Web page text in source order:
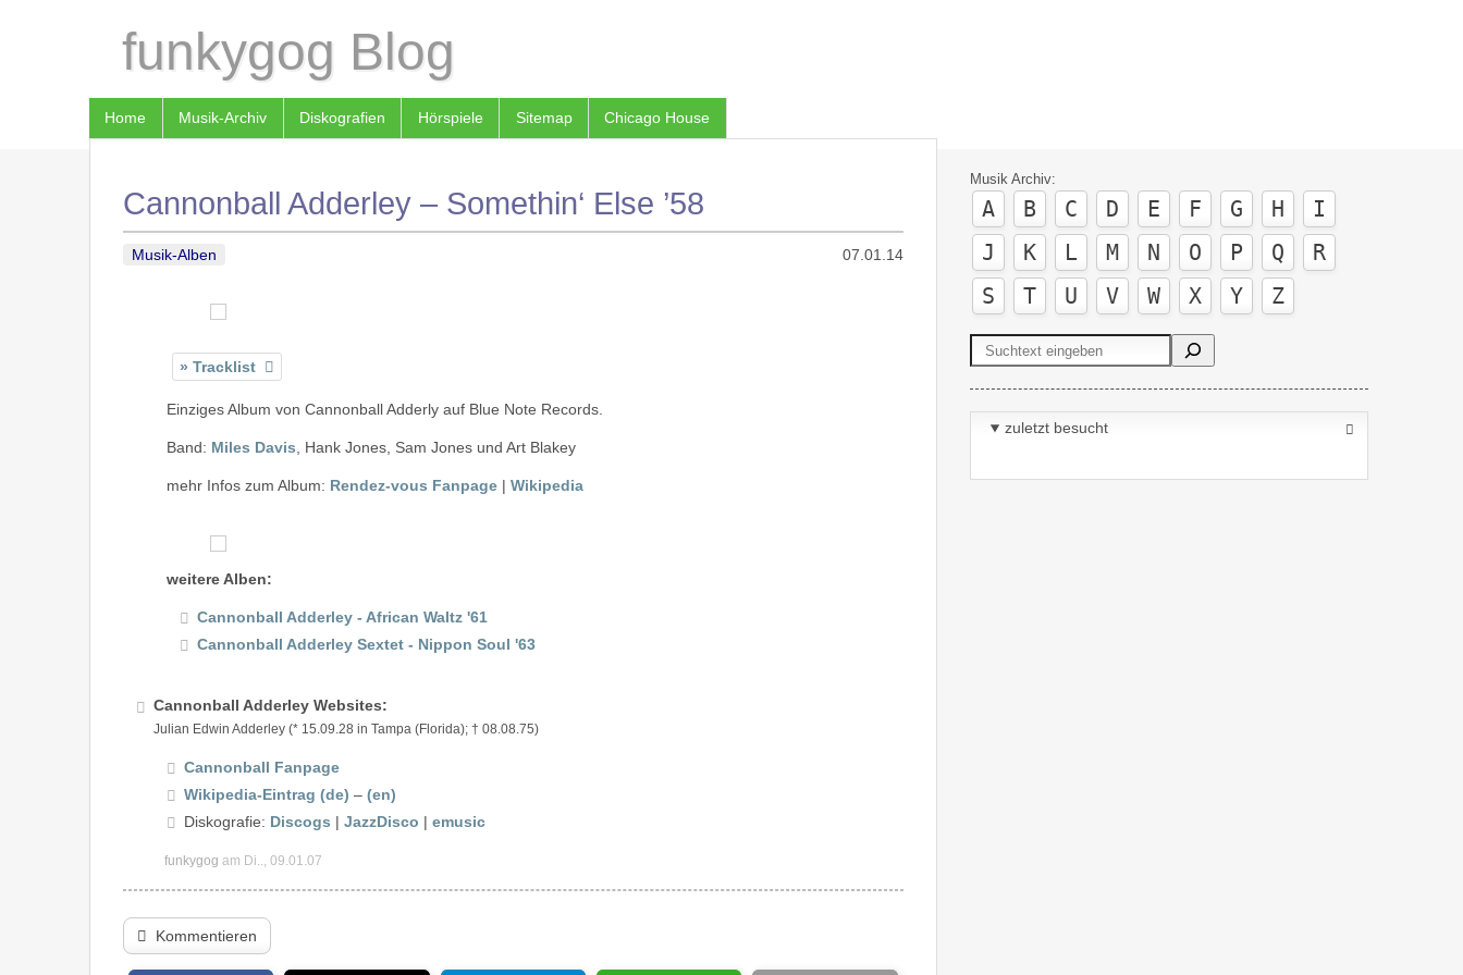
funkygog Blog
Home Musik-Archiv Diskografien Hörspiele Sitemap Chicago House
Cannonball Adderley – Somethin‘ Else ’58
Musik-Alben 07.01.14
Tracklist
Einziges Album von Cannonball Adderly auf Blue Note Records.
Band: Miles Davis , Hank Jones, Sam Jones und Art Blakey
mehr Infos zum Album: Rendez-vous Fanpage | Wikipedia
weitere Alben:
Cannonball Adderley - African Waltz '61
Cannonball Adderley Sextet - Nippon Soul '63
Cannonball Adderley Websites:
Julian Edwin Adderley (* 15.09.28 in Tampa (Florida); † 08.08.75)
Cannonball Fanpage
Wikipedia-Eintrag (de) – (en)
Diskografie: Discogs | JazzDisco | emusic
funkygog am Di.., 09.01.07
Kommentieren
Musik Archiv:
A B C D E F G H
I
J
K L M N O P Q
R
S
T U V W X Y Z
Suchen
zuletzt besucht